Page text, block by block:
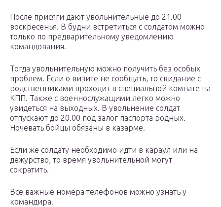
После присяги дают увольнительные до 21.00
воскресенья. В будни встретиться с солдатом можно
только по предварительному уведомлению
командования.
Тогда увольнительную можно получить без особых
проблем. Если о визите не сообщать, то свидание с
родственниками проходит в специальной комнате на
КПП. Также с военнослужащими легко можно
увидеться на выходных. В увольнение солдат
отпускают до 20.00 под залог паспорта родных.
Ночевать бойцы обязаны в казарме.
Если же солдату необходимо идти в караул или на
дежурство, то время увольнительной могут
сократить.
Все важные номера телефонов можно узнать у
командира.